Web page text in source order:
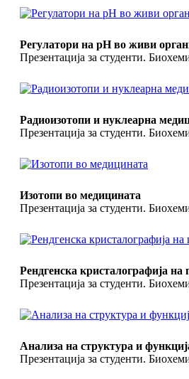
Регулатори на pH во живи
Презентација за студенти.
Радиоизотопи и нуклеарна
Презентација за студенти.
Изотопи во медицината
Презентација за студенти.
Рендгенска кристалографија на
Презентација за студенти.
Анализа на структура и
Презентација за студенти.